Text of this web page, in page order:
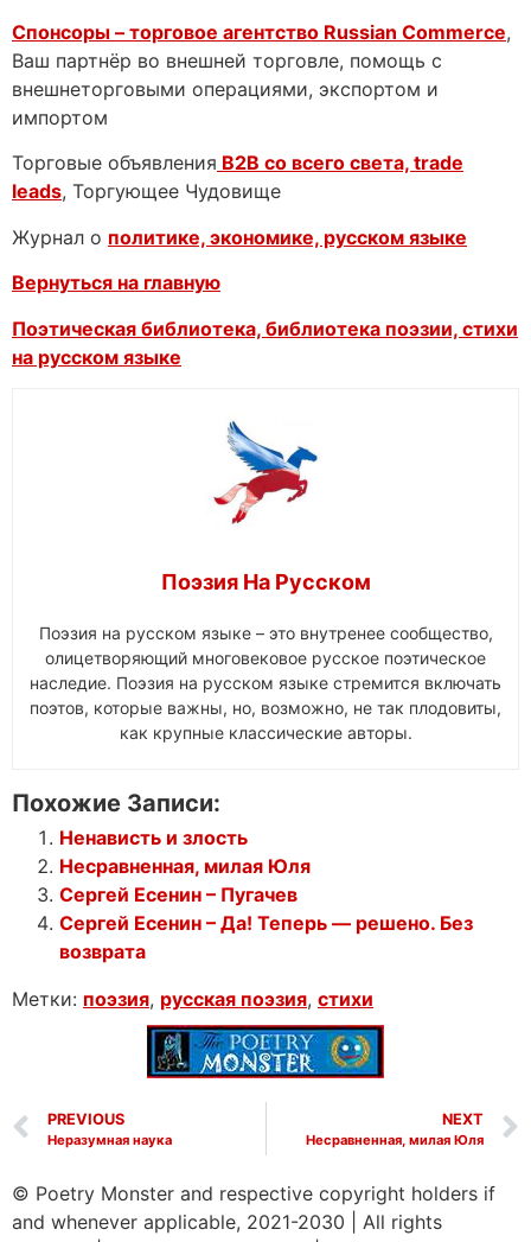
Спонсоры – торговое агентство Russian Commerce,
Ваш партнёр во внешней торговле, помощь с
внешнеторговыми операциями, экспортом и
импортом
Торговые объявления B2B со всего света, trade
leads, Торгующее Чудовище
Журнал о политике, экономике, русском языке
Вернуться на главную
Поэтическая библиотека, библиотека поэзии, стихи
на русском языке
Поэзия На Русском
Поэзия на русском языке – это внутренее сообщество,
олицетворяющий многовековое русское поэтическое
наследие. Поэзия на русском языке стремится включать
поэтов, которые важны, но, возможно, не так плодовиты,
как крупные классические авторы.
Похожие Записи:
Ненависть и злость
Несравненная, милая Юля
Сергей Есенин – Пугачев
Сергей Есенин – Да! Теперь — решено. Без
возврата
Метки: поэзия, русская поэзия, стихи
PREVIOUS
Неразумная наука
NEXT
Несравненная, милая Юля
© Poetry Monster and respective copyright holders if
and whenever applicable, 2021-2030
All rights